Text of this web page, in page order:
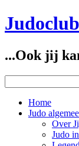
...Ook jij
Home
Judo
Over
Judo